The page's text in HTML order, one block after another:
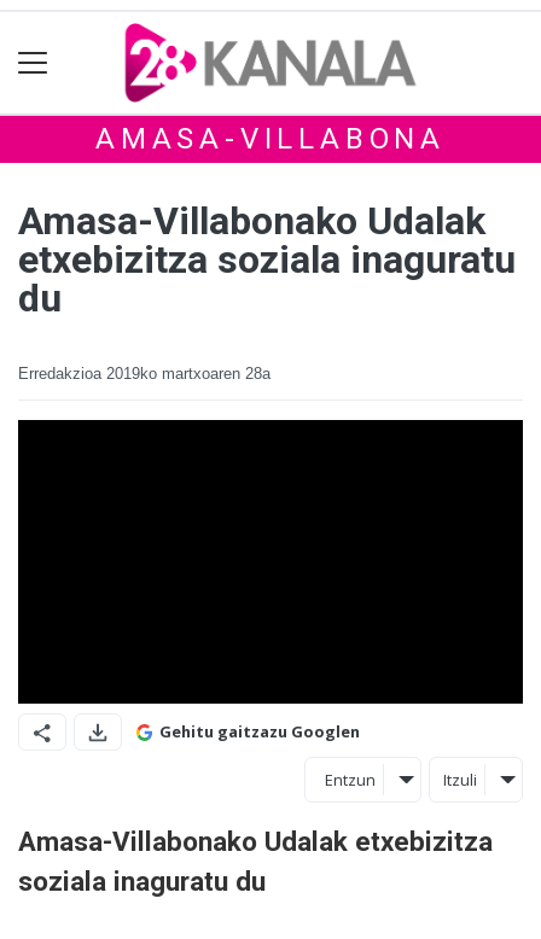
AMASA-VILLABONA
Amasa-Villabonako Udalak
etxebizitza soziala inaguratu
du
Erredakzioa 2019ko martxoaren 28a
Gehitu gaitzazu Googlen
Entzun Itzuli
Amasa-Villabonako Udalak etxebizitza
soziala inaguratu du